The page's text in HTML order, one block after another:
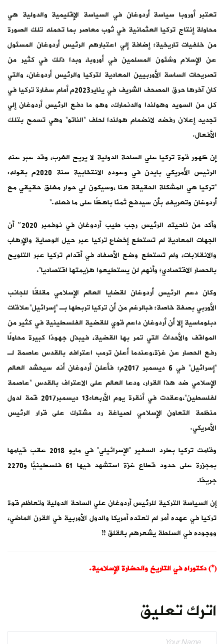
تعتبر أوروبا سياسة أردوغان في السياسة الإقليمية والدولية هي
محاولة إنتاج تركيا العثمانية في ثوب معاصر بما تحمله تلك الصورة
من خلفيات تاريخية؛ إضافة إلي اعتبارهم الرئيس أردوغان المسئول
عن الإسلام وشئون المسلمين في أوروبا، وبدا ذلك في كثير من
تصريحات الساسة الأوربيين المعادية لتركيا والرئيس أردوغان، والتي
كان آخرها حرق المصحف الشريف في يناير2023م أمام سفارة تركيا في
كل من السويد وهولندا والدنمارك، وهو ما دفع الرئيس أردوغان إلي
تجديد إعلان رفضه لانضمام هولندا لحلف “الناتو” وهي تسمح بتلك
الأفعال.
إن ظهور قوة تركيا علي الساحة الدولية لا يريح الغرب، وقد عبر عنه
الرئيس الأمريكي بايدن في وعوده الانتخابية سنة 2020م بقوله:
“تركيا هي المشكلة الحقيقة هنا ،وسيكون لي حوار مغلق حقيقي مع
أردوغان وتعريفه بأن سيدفع ثمنًا باهظًا على ما فعله.”
وأكد من ناحيته الرئيس رجب طيب أردوغان في نوفمبر 2020″ أن
الجهات المعادية لم تستطع إخضاع تركيا عبر حيل الوصاية والإرهاب
والانقلابات، ولم تستطع وضع الأصفاد في أقدام تركيا عبر التلويح
بالحصار الاقتصادي؛ وأنهم لن يستطيعوا هزيمتها اقتصاديا”.
وكان دعم الرئيس أردوغان لقضايا العالم الإسلامي مقلقًا للجانب
الأوربي بصفة خاصة؛ فبالرغم من أن تركيا تربطها بـ “إسرائيل”علاقات
دبلوماسية إلا أن أردوغان داعم قوي للقضية الفلسطينية في كثير من
المواقف والأحداث التي تمر بها القضية، فيبذل جهودًا كبيرة محاولًا
رفع الحصار عن غزة،وعندما أعلن ترمب اعترافه بالقدس عاصمة لـ
“إسرائيل” في 6 ديسمبر 2017م؛ فأعلن أردوغان أنه سيحشد العالم
الإسلامي ضد هذا القرار، ودعا العالم على الاعتراف بالقدس “عاصمة
لفلسطين”،وعقدت في أنقرة يوم الأربعاء13 ديسمبر2017 قمة لدول
منظمة التعاون الإسلامي لصياغة رد مشترك على قرار الرئيس
الأمريكي.
وقامت تركيا بطرد السفير “الإسرائيلي” في مايو 2018 عقب قيامها
بمجزرة على حدود قطاع غزة استشهد فيها 61 فلسطينيًّا و2270
جريحًا.
إن السياسة التركية للرئيس أردوغان علي الساحة الدولية وتعاظم قوة
تركيا في عهده أمر لم تعتده أمريكا والدول الأوربية في القرن الماضي،
ووجوده في السلطة يشعرهم بالقلق !!
(*) دكتوراه في التاريخ والحضارة الإسلامية.
اترك تعليق